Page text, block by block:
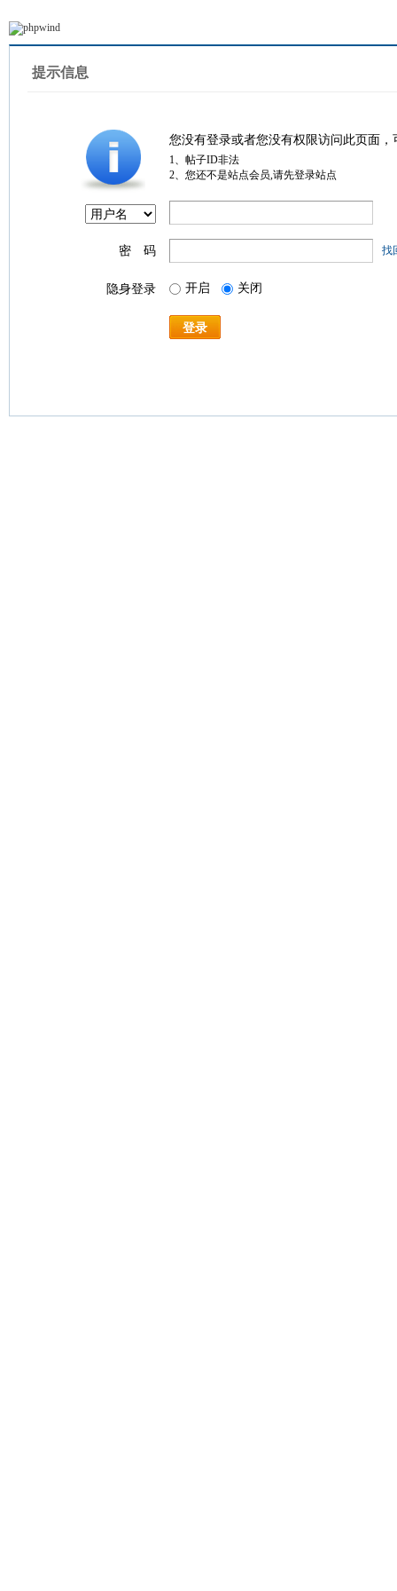
提示信息
您没有登录或者您没有权限访问此页面
1、帖子ID非法
2、您还不是站点会员,请先登录站点
密 码 找
隐身登录 开启 关闭
登录